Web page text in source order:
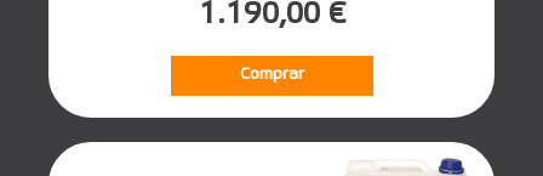
1.190,00 €
Comprar